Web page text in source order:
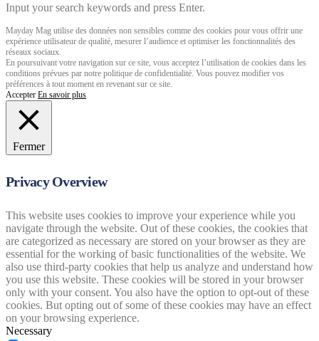
Input your search keywords and press Enter.
Mayday Mag utilise des données non sensibles comme des cookies pour vous offrir une
expérience utilisateur de qualité, mesurer l’audience et optimiser les fonctionnalités des
réseaux sociaux.
En poursuivant votre navigation sur ce site, vous acceptez l’utilisation de cookies dans les
conditions prévues par notre politique de confidentialité. Vous pouvez modifier vos
préférences à tout moment en revenant sur ce site.
Accepter En savoir plus
Fermer
Privacy Overview
This website uses cookies to improve your experience while you
navigate through the website. Out of these cookies, the cookies that
are categorized as necessary are stored on your browser as they are
essential for the working of basic functionalities of the website. We
also use third-party cookies that help us analyze and understand how
you use this website. These cookies will be stored in your browser
only with your consent. You also have the option to opt-out of these
cookies. But opting out of some of these cookies may have an effect
on your browsing experience.
Necessary